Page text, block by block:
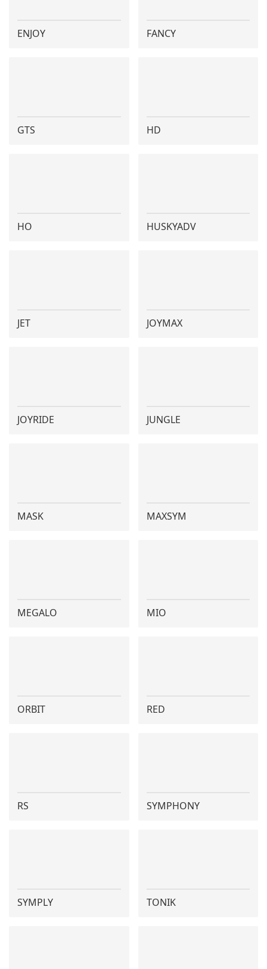
ENJOY FANCY
GTS HD
HO HUSKYADV
JET JOYMAX
JOYRIDE JUNGLE
MASK MAXSYM
MEGALO MIO
ORBIT RED
RS SYMPHONY
SYMPLY TONIK